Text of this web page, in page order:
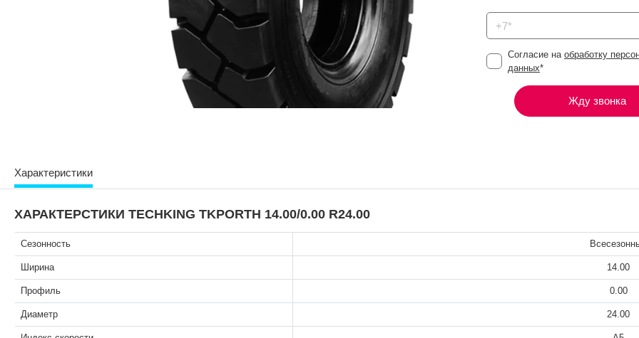
Согласие на обработку
данных*
Жду звонка
Характеристики
ХАРАКТЕРСТИКИ TECHKING TKPORTH 14.00/0.00 R24.00
Сезонность
Ширина 14.00
Профиль 0.00
Диаметр 24.00